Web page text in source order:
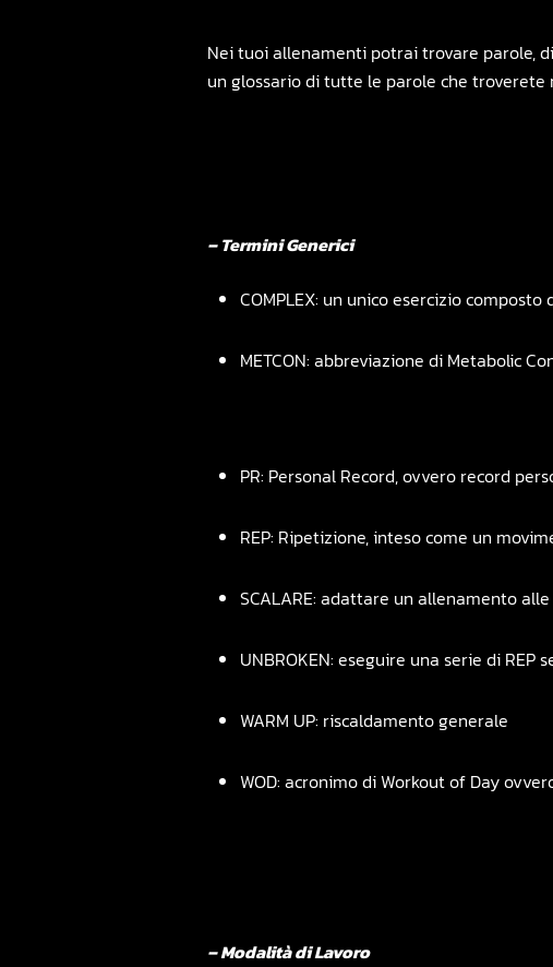
Nei tuoi allenamenti potrai trovare parole,
un glossario di tutte le parole che troverete
– Termini Generici
COMPLEX: un unico esercizio
METCON: abbreviazione di Metabolic
PR: Personal Record, ovvero record
REP: Ripetizione, inteso come un
SCALARE: adattare un allenamento
UNBROKEN: eseguire una serie di REP
WARM UP: riscaldamento generale
WOD: acronimo di Workout of Day
– Modalità di Lavoro